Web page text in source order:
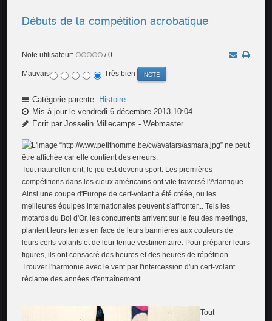
Débuts de la compétition acrobatique
Note utilisateur: / 0
Mauvais Très bien
Catégorie parente: Histoire
Mis à jour le vendredi 6 décembre 2013 10:04
Écrit par Josselin Millecamps - Webmaster
Tout naturellement, le jeu est devenu sport. Les premières
compétitions dans les cieux américains ont vite traversé l'Atlantique.
Ainsi une coupe d'Europe de cerf-volant a été créée, ou les
meilleures équipes internationales peuvent s'affronter... Tels les
motards du Bol d'Or, les concurrents arrivent sur le feu des meetings,
plantent leurs tentes en face de leurs bannières aux couleurs de
leurs cerfs-volants et de leur tenue vestimentaire. Pour préparer leurs
figures, ils ont consacré des heures et des heures de répétition.
Trouver l'harmonie avec le vent par l'intercession d'un cerf-volant
réclame des années d'entraînement.
Tout